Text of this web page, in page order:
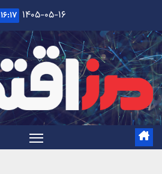
content
۱۴۰۵-۰۵-۱۶ ۱۶:۱۷